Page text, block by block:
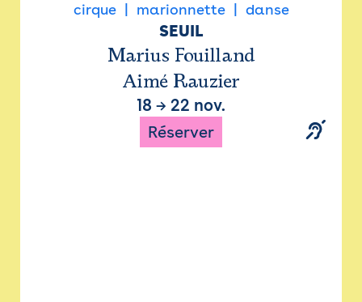
cirque marionnette danse
SEUIL
Marius Fouilland
Aimé Rauzier
18 → 22 nov.
Réserver